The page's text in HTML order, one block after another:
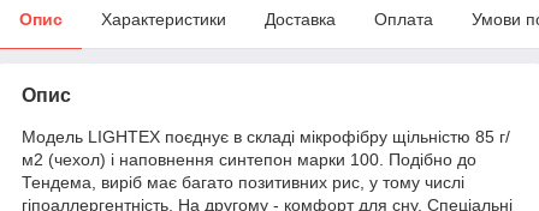
Опис Характеристики Доставка Оплата Умови
Опис
Модель LIGHTEX поєднує в складі мікрофібру щільністю 85 г/
м2 (чехол) і наповнення синтепон марки 100. Подібно до
Тендема, виріб має багато позитивних рис, у тому числі
гіпоаллергентність. На другому - комфорт для сну. Спеціальні